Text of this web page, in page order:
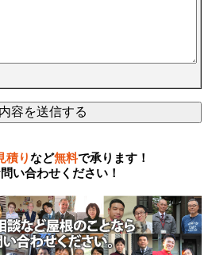
積りなど無料で承ります！
い合わせください！